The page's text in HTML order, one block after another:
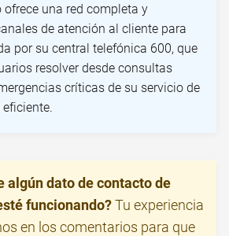
ofrece una red completa y
de atención al cliente para
por su central telefónica 600, que
resolver desde consultas
críticas de su servicio de
algún dato de contacto de
funcionando?Tu experiencia
en los comentarios para que